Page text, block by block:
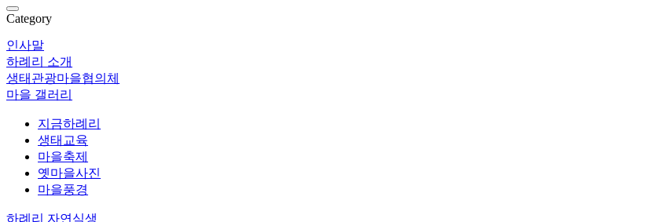
Category
인사말
하례리 소개
생태관광마을협의체
마을 갤러리
지금하례리
생태교육
마을축제
옛마을사진
마을풍경
하례리 자연식생